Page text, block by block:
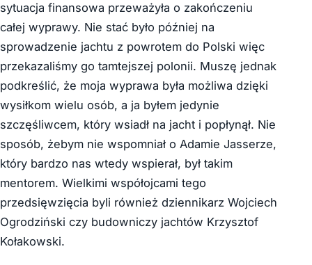
sytuacja finansowa przeważyła o zakończeniu
całej wyprawy. Nie stać było później na
sprowadzenie jachtu z powrotem do Polski więc
przekazaliśmy go tamtejszej polonii. Muszę jednak
podkreślić, że moja wyprawa była możliwa dzięki
wysiłkom wielu osób, a ja byłem jedynie
szczęśliwcem, który wsiadł na jacht i popłynął. Nie
sposób, żebym nie wspomniał o Adamie Jasserze,
który bardzo nas wtedy wspierał, był takim
mentorem. Wielkimi współojcami tego
przedsięwzięcia byli również dziennikarz Wojciech
Ogrodziński czy budowniczy jachtów Krzysztof
Kołakowski.